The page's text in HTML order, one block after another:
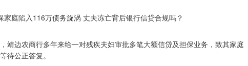
靖边农商行多年来给一对残疾夫妇审批多笔大额信贷及担保业务，致其家庭
待公正答复。